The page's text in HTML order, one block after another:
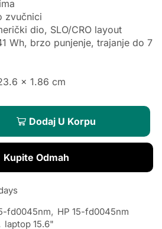
zvučnici
dio, SLO/CRO layout
Wh, brzo punjenje, trajanje do 7
x 1.86 cm
Dodaj U Korpu
Kupite Odmah
fd0045nm, HP 15-fd0045nm
laptop 15.6"